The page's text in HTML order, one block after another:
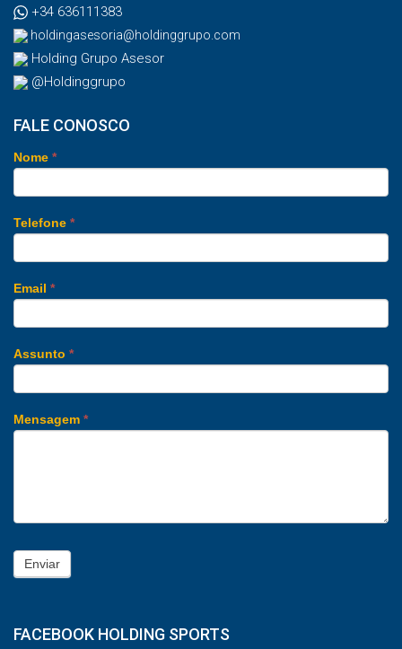
+34 636111383
holdingasesoria@holdinggrupo.com
Holding Grupo Asesor
@Holdinggrupo
FALE CONOSCO
Nome *
Telefone *
Email *
Assunto *
Mensagem *
Enviar
FACEBOOK HOLDING SPORTS